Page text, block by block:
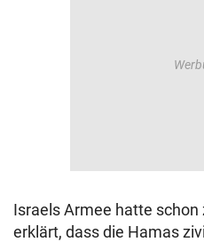
Israels Armee hatte
erklärt, dass die Hamas